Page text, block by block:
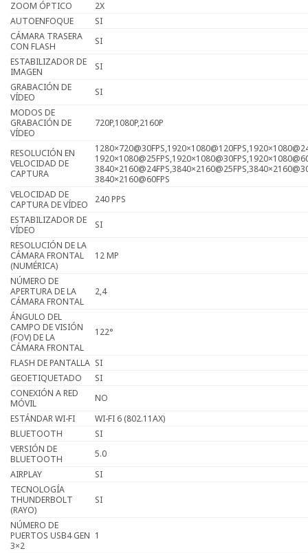
ZOOM ÓPTICO
2X
AUTOENFOQUE
SI
CÁMARA TRASERA
CON FLASH
SI
ESTABILIZADOR DE
IMAGEN
SI
GRABACIÓN DE
VÍDEO
SI
MODOS DE
GRABACIÓN DE
VÍDEO
720P,1080P,2160P
RESOLUCIÓN EN
VELOCIDAD DE
CAPTURA
3840×2160@60FPS
VELOCIDAD DE
CAPTURA DE VÍDEO
240 PPS
ESTABILIZADOR DE
VÍDEO
SI
RESOLUCIÓN DE LA
CÁMARA FRONTAL
(NUMÉRICA)
12 MP
NÚMERO DE
APERTURA DE LA
CÁMARA FRONTAL
2,4
ÁNGULO DEL
CAMPO DE VISIÓN
(FOV) DE LA
CÁMARA FRONTAL
122°
FLASH DE PANTALLA SI
GEOETIQUETADO
SI
CONEXIÓN A RED
MÓVIL
NO
ESTÁNDAR WI-FI
WI-FI 6 (802.11AX)
BLUETOOTH
SI
VERSIÓN DE
BLUETOOTH
5.0
AIRPLAY
SI
TECNOLOGÍA
THUNDERBOLT
(RAYO)
SI
NÚMERO DE
PUERTOS USB4 GEN
3×2
1